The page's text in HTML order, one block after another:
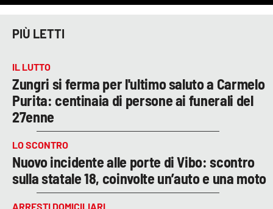
PIÙ LETTI
IL LUTTO
Zungri si ferma per l'ultimo saluto a Carmelo
Purita: centinaia di persone ai funerali del
27enne
LO SCONTRO
Nuovo incidente alle porte di Vibo: scontro
sulla statale 18, coinvolte un’auto e una moto
ARRESTI DOMICILIARI